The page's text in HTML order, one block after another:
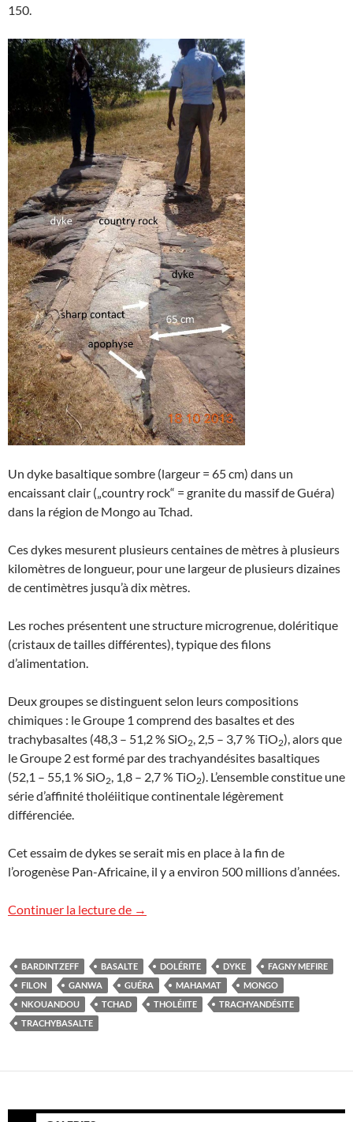
150.
Un dyke basaltique sombre (largeur = 65 cm) dans un
encaissant clair („country rock“ = granite du massif de Guéra)
dans la région de Mongo au Tchad.
Ces dykes mesurent plusieurs centaines de mètres à plusieurs
kilomètres de longueur, pour une largeur de plusieurs dizaines
de centimètres jusqu’à dix mètres.
Les roches présentent une structure microgrenue, doléritique
(cristaux de tailles différentes), typique des filons
d’alimentation.
Deux groupes se distinguent selon leurs compositions
chimiques : le Groupe 1 comprend des basaltes et des
trachybasaltes (48,3 – 51,2 % SiO2 , 2,5 – 3,7 % TiO2), alors que
le Groupe 2 est formé par des trachyandésites basaltiques
(52,1 – 55,1 % SiO2 , 1,8 – 2,7 % TiO2). L’ensemble constitue une
série d’affinité tholéiitique continentale légèrement
différenciée.
Cet essaim de dykes se serait mis en place à la fin de
l’orogenèse Pan-Africaine, il y a environ 500 millions d’années.
Continuer la lecture de Filons volcaniques au Tchad
→
BARDINTZEFF BASALTE DOLÉRITE DYKE
FAGNY MEFIRE
FILON
GANWA GUÉRA MAHAMAT
MONGO
NKOUANDOU
TCHAD THOLÉIITE
TRACHYANDÉSITE
TRACHYBASALTE